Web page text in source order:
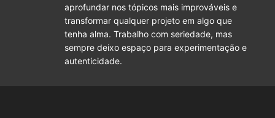
aprofundar nos tópicos mais improváveis e
transformar qualquer projeto em algo que
tenha alma. Trabalho com seriedade, mas
sempre deixo espaço para experimentação e
autenticidade.